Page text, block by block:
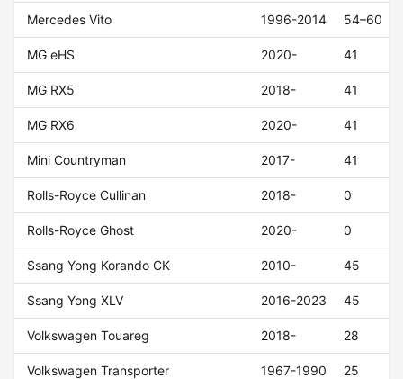
Mercedes Vito 1996-2014 54–60
MG eHS 2020- 41
MG RX5 2018- 41
MG RX6 2020- 41
Mini Countryman 2017- 41
Rolls-Royce Cullinan 2018- 0
Rolls-Royce Ghost 2020- 0
Ssang Yong Korando CK 2010- 45
Ssang Yong XLV 2016-2023 45
Volkswagen Touareg 2018- 28
Volkswagen Transporter 1967-1990 25